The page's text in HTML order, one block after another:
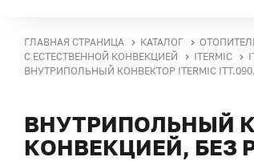
ГЛАВНАЯ СТРАНИЦА КАТАЛОГ
С ЕСТЕСТВЕННОЙ КОНВЕКЦИЕЙ
ITERMIC
ВНУТРИПОЛЬНЫЙ КОНВЕКТОР ITERMIC
ВНУТРИПОЛЬНЫЙ
КОНВЕКЦИЕЙ, БЕЗ